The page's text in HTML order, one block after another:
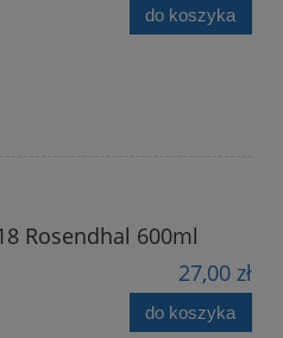
do koszyka
Rosendhal 600ml
27,00 zł
do koszyka